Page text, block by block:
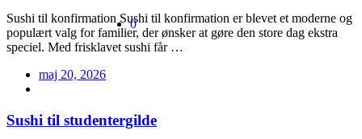
0
Sushi til konfirmation Sushi til konfirmation er blevet et moderne og
populært valg for familier, der ønsker at gøre den store dag ekstra
speciel. Med frisklavet sushi får …
maj 20, 2026
Sushi til studentergilde